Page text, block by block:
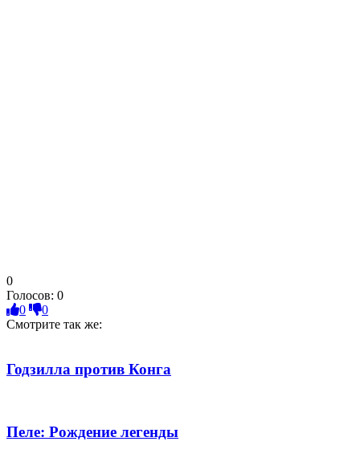
0
Голосов: 0
0
0
Смотрите так же:
Годзилла против Конга
Пеле: Рождение легенды